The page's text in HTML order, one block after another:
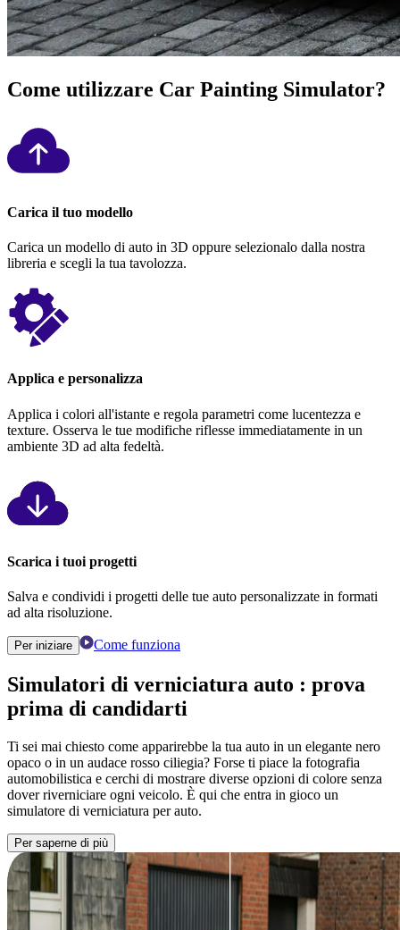
Come utilizzare Car Painting Simulator?
Carica il tuo modello
Carica un modello di auto in 3D oppure selezionalo dalla nostra
libreria e scegli la tua tavolozza.
Applica e personalizza
Applica i colori all'istante e regola parametri come lucentezza e
texture. Osserva le tue modifiche riflesse immediatamente in un
ambiente 3D ad alta fedeltà.
Scarica i tuoi progetti
Salva e condividi i progetti delle tue auto personalizzate in formati
ad alta risoluzione.
Per iniziare Come funziona
Simulatori di verniciatura auto : prova
prima di candidarti
Ti sei mai chiesto come apparirebbe la tua auto in un elegante nero
opaco o in un audace rosso ciliegia? Forse ti piace la fotografia
automobilistica e cerchi di mostrare diverse opzioni di colore senza
dover riverniciare ogni veicolo. È qui che entra in gioco un
simulatore di verniciatura per auto.
Per saperne di più